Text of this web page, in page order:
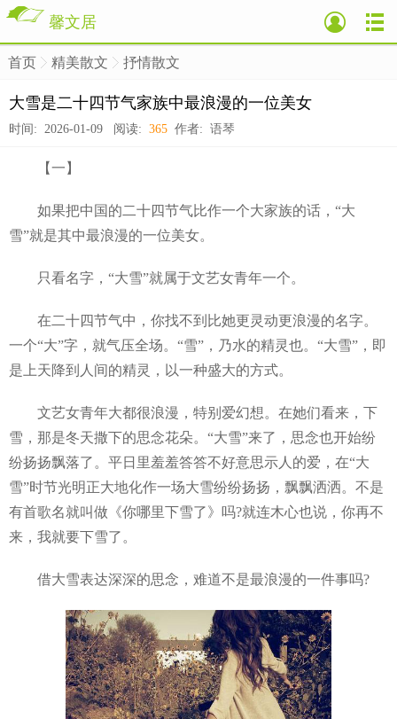
馨文居
首页 精美散文 抒情散文
大雪是二十四节气家族中最浪漫的一位美女
时间: 2026-01-09 阅读: 365 作者: 语琴
【一】
如果把中国的二十四节气比作一个大家族的话，“大
雪”就是其中最浪漫的一位美女。
只看名字，“大雪”就属于文艺女青年一个。
在二十四节气中，你找不到比她更灵动更浪漫的名字。
一个“大”字，就气压全场。“雪”，乃水的精灵也。“大雪”，即
是上天降到人间的精灵，以一种盛大的方式。
文艺女青年大都很浪漫，特别爱幻想。在她们看来，下
雪，那是冬天撒下的思念花朵。“大雪”来了，思念也开始纷
纷扬扬飘落了。平日里羞羞答答不好意思示人的爱，在“大
雪”时节光明正大地化作一场大雪纷纷扬扬，飘飘洒洒。不是
有首歌名就叫做《你哪里下雪了》吗?就连木心也说，你再不
来，我就要下雪了。
借大雪表达深深的思念，难道不是最浪漫的一件事吗?